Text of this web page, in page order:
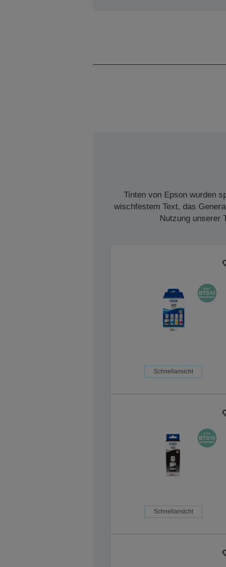
Tinten von Epson wurden
wischfestem Text, das
Nutzung unserer
Schnellansicht
Schnellansicht